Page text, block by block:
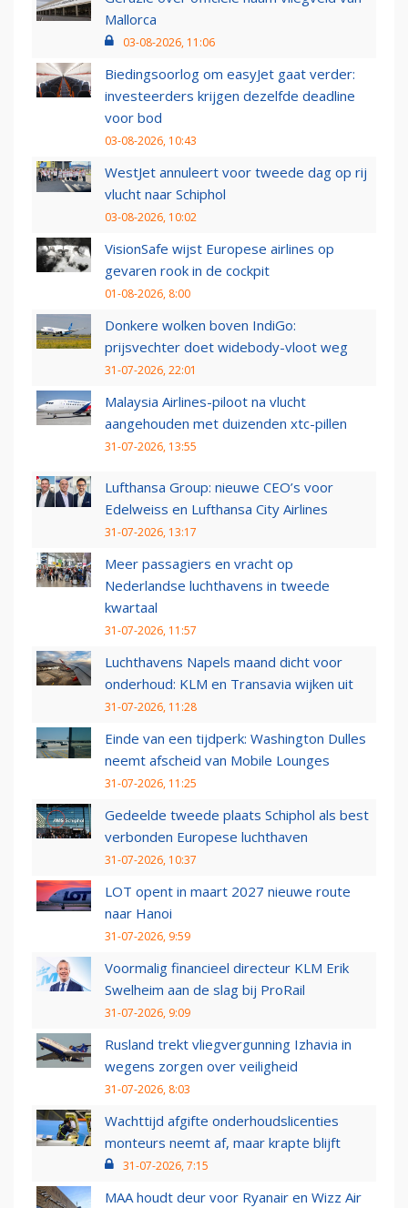
Mallorca
03-08-2026, 11:06
Biedingsoorlog om easyJet gaat verder:
investeerders krijgen dezelfde deadline
voor bod
03-08-2026, 10:43
WestJet annuleert voor tweede dag op rij
vlucht naar Schiphol
03-08-2026, 10:02
VisionSafe wijst Europese airlines op
gevaren rook in de cockpit
01-08-2026, 8:00
Donkere wolken boven IndiGo:
prijsvechter doet widebody-vloot weg
31-07-2026, 22:01
Malaysia Airlines-piloot na vlucht
aangehouden met duizenden xtc-pillen
31-07-2026, 13:55
Lufthansa Group: nieuwe CEO’s voor
Edelweiss en Lufthansa City Airlines
31-07-2026, 13:17
Meer passagiers en vracht op
Nederlandse luchthavens in tweede
kwartaal
31-07-2026, 11:57
Luchthavens Napels maand dicht voor
onderhoud: KLM en Transavia wijken uit
31-07-2026, 11:28
Einde van een tijdperk: Washington Dulles
neemt afscheid van Mobile Lounges
31-07-2026, 11:25
Gedeelde tweede plaats Schiphol als best
verbonden Europese luchthaven
31-07-2026, 10:37
LOT opent in maart 2027 nieuwe route
naar Hanoi
31-07-2026, 9:59
Voormalig financieel directeur KLM Erik
Swelheim aan de slag bij ProRail
31-07-2026, 9:09
Rusland trekt vliegvergunning Izhavia in
wegens zorgen over veiligheid
31-07-2026, 8:03
Wachttijd afgifte onderhoudslicenties
monteurs neemt af, maar krapte blijft
31-07-2026, 7:15
MAA houdt deur voor Ryanair en Wizz Air